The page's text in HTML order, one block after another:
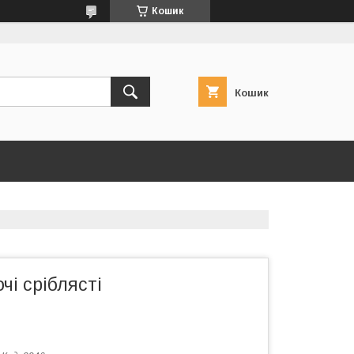
Кошик
Кошик
сріблясті